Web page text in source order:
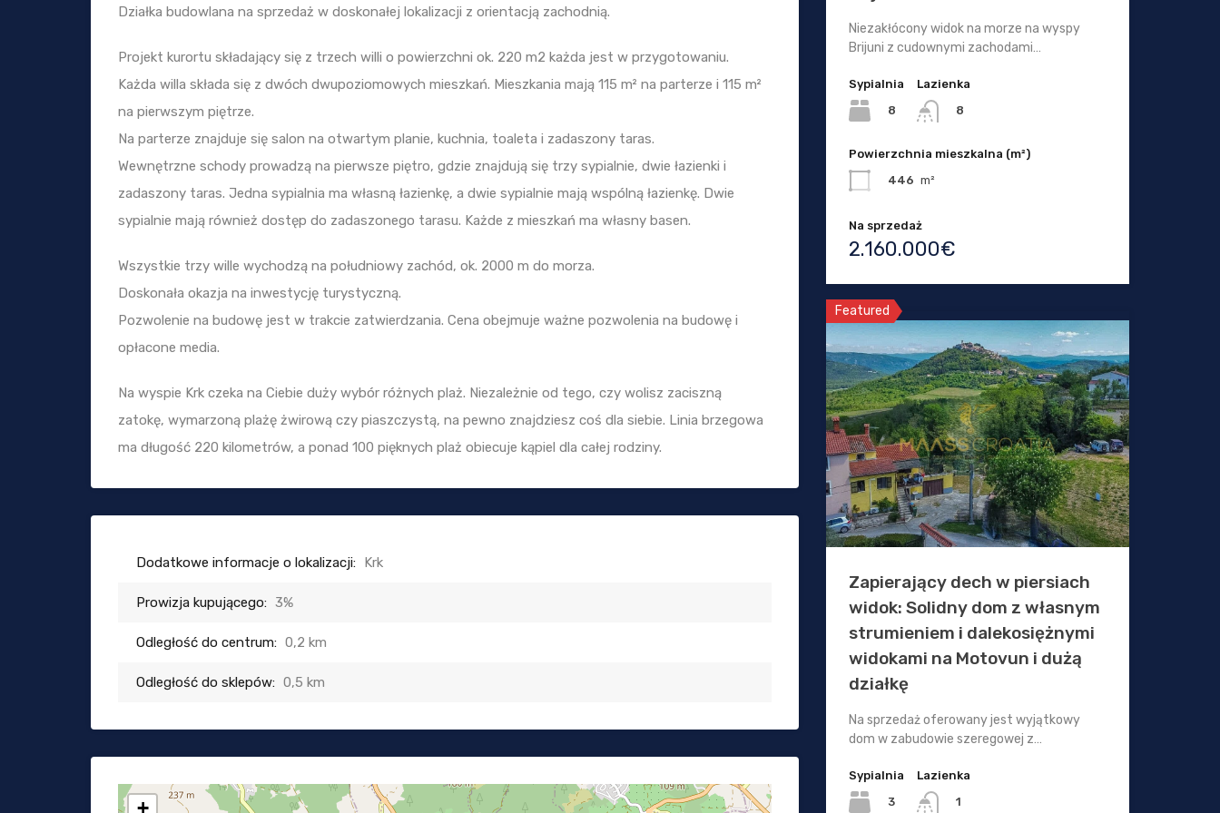
Działka budowlana na sprzedaż w doskonałej lokalizacji z orientacją zachodnią.
Projekt kurortu składający się z trzech willi o powierzchni ok. 220 m2 każda jest w przygotowaniu.
Każda willa składa się z dwóch dwupoziomowych mieszkań. Mieszkania mają 115 m² na parterze i 115 m²
na pierwszym piętrze.
Na parterze znajduje się salon na otwartym planie, kuchnia, toaleta i zadaszony taras.
Wewnętrzne schody prowadzą na pierwsze piętro, gdzie znajdują się trzy sypialnie, dwie łazienki i
zadaszony taras. Jedna sypialnia ma własną łazienkę, a dwie sypialnie mają wspólną łazienkę. Dwie
sypialnie mają również dostęp do zadaszonego tarasu. Każde z mieszkań ma własny basen.
Wszystkie trzy wille wychodzą na południowy zachód, ok. 2000 m do morza.
Doskonała okazja na inwestycję turystyczną.
Pozwolenie na budowę jest w trakcie zatwierdzania. Cena obejmuje ważne pozwolenia na budowę i
opłacone media.
Na wyspie Krk czeka na Ciebie duży wybór różnych plaż. Niezależnie od tego, czy wolisz zaciszną
zatokę, wymarzoną plażę żwirową czy piaszczystą, na pewno znajdziesz coś dla siebie. Linia brzegowa
ma długość 220 kilometrów, a ponad 100 pięknych plaż obiecuje kąpiel dla całej rodziny.
Dodatkowe informacje o lokalizacji: Krk
Prowizja kupującego: 3%
Odległość do centrum: 0,2 km
Odległość do sklepów: 0,5 km
+
Niezakłócony widok na morze na wyspy
Brijuni z cudownymi zachodami…
Sypialnia
8
Lazienka
8
Powierzchnia mieszkalna (m²)
446 m²
Na sprzedaż
2.160.000€
Featured
Zapierający dech w piersiach
widok: Solidny dom z własnym
strumieniem i dalekosiężnymi
widokami na Motovun i dużą
działkę
Na sprzedaż oferowany jest wyjątkowy
dom w zabudowie szeregowej z…
Sypialnia
3
Lazienka
1